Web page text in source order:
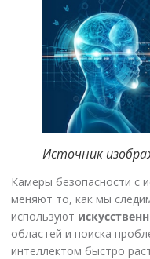
Источник
Камеры безопасности с
меняют то, как мы
используют
областей и поиска
интеллектом быстро